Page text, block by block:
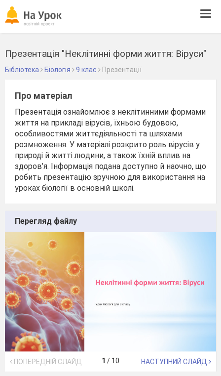
Презентація "Неклітинні форми життя: Віруси"
Бібліотека Біологія 9 клас Презентації
Про матеріал
Презентація ознайомлює з неклітинними формами
життя на прикладі вірусів, їхньою будовою,
особливостями життєдіяльності та шляхами
розмноження. У матеріалі розкрито роль вірусів у
природі й житті людини, а також їхній вплив на
здоров’я. Інформація подана доступно й наочно, що
робить презентацію зручною для використання на
уроках біології в основній школі.
Перегляд файлу
ПОПЕРЕДНІЙ СЛАЙД 1 / 10 НАСТУПНИЙ СЛАЙД